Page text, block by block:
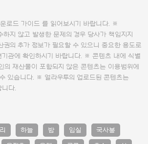
로드 가이드 를 읽어보시기 바랍니다. ※
하지 않고 발생한 문제의 경우 당사가 책임지지
의 추가 정보가 필요할 수 있으니 중요한 용도로
관에 확인하시기 바랍니다. ※ 콘텐츠 내에 식별
재산물이 포함되지 않은 콘텐츠는 이용범위에
있습니다. ※ 얼라우투의 업로드된 콘텐츠는
다.
하늘 밤 임실 국사봉